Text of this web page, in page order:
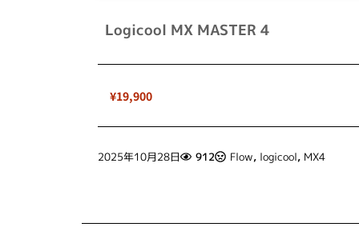
Logicool MX MASTER 4
¥19,900
2025年10月28日 912 Flow, logicool, MX4